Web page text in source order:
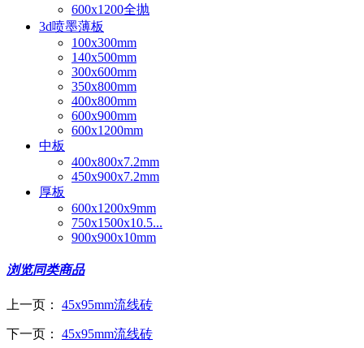
600x1200全抛
3d喷墨薄板
100x300mm
140x500mm
300x600mm
350x800mm
400x800mm
600x900mm
600x1200mm
中板
400x800x7.2mm
450x900x7.2mm
厚板
600x1200x9mm
750x1500x10.5...
900x900x10mm
浏览同类商品
上一页： 45x95mm流线砖
下一页： 45x95mm流线砖